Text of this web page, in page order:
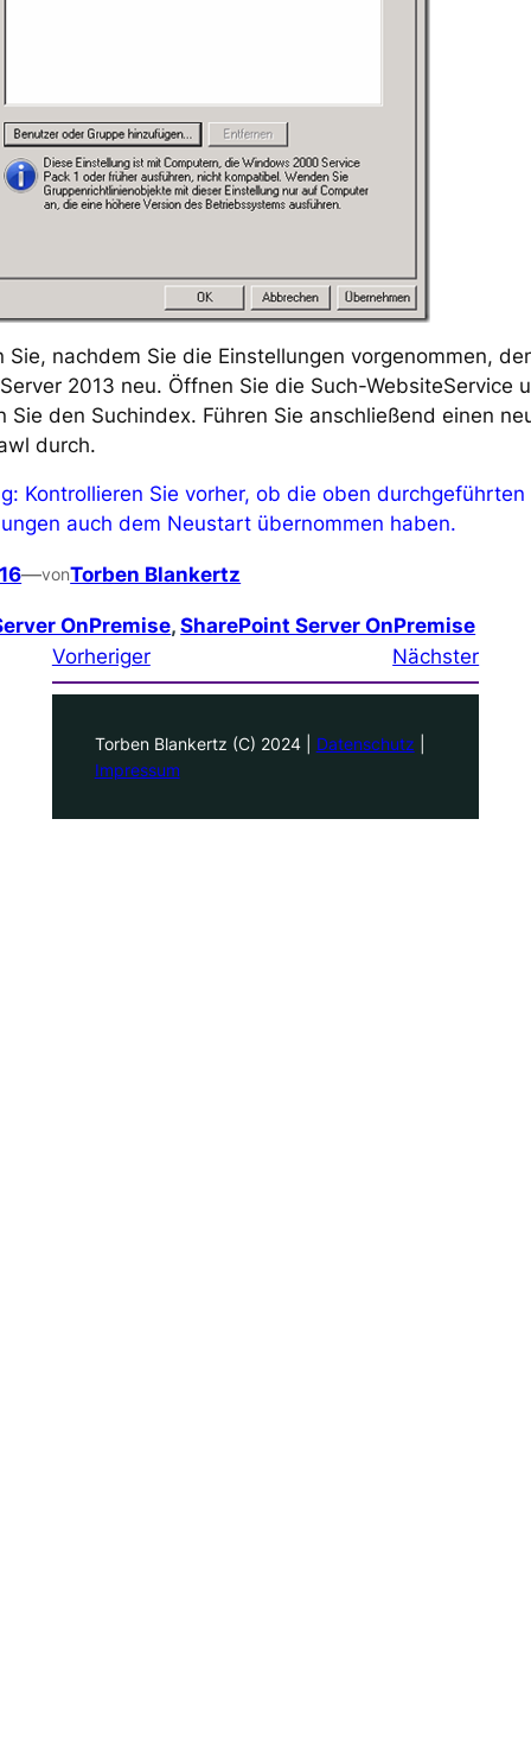
Sie, nachdem Sie die Einstellungen vorgenommen,
2013 neu. Öffnen Sie die Such-WebsiteService
Sie den Suchindex. Führen Sie anschließend einen
durch.
Kontrollieren Sie vorher, ob die oben durchgeführten
auch dem Neustart übernommen haben.
—vonTorben Blankertz
OnPremise, SharePoint Server OnPremise
Vorheriger
Nächster
Torben Blankertz (C) 2024 | Datenschutz
Impressum